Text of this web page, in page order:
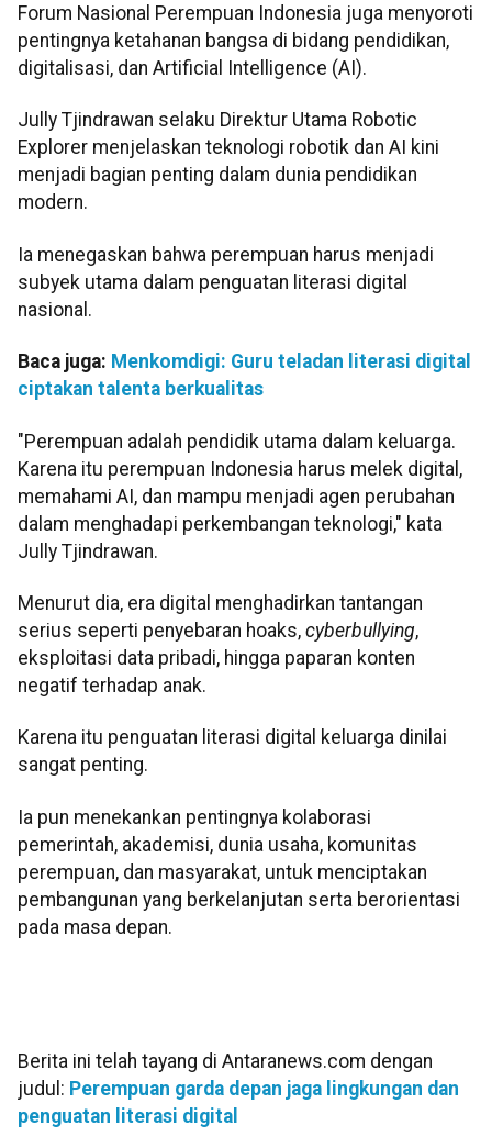
Forum Nasional Perempuan Indonesia juga menyoroti
pentingnya ketahanan bangsa di bidang pendidikan,
digitalisasi, dan Artificial Intelligence (AI).
Jully Tjindrawan selaku Direktur Utama Robotic
Explorer menjelaskan teknologi robotik dan AI kini
menjadi bagian penting dalam dunia pendidikan
modern.
Ia menegaskan bahwa perempuan harus menjadi
subyek utama dalam penguatan literasi digital
nasional.
Baca juga: Menkomdigi: Guru teladan literasi digital
ciptakan talenta berkualitas
"Perempuan adalah pendidik utama dalam keluarga.
Karena itu perempuan Indonesia harus melek digital,
memahami AI, dan mampu menjadi agen perubahan
dalam menghadapi perkembangan teknologi," kata
Jully Tjindrawan.
Menurut dia, era digital menghadirkan tantangan
serius seperti penyebaran hoaks, cyberbullying,
eksploitasi data pribadi, hingga paparan konten
negatif terhadap anak.
Karena itu penguatan literasi digital keluarga dinilai
sangat penting.
Ia pun menekankan pentingnya kolaborasi
pemerintah, akademisi, dunia usaha, komunitas
perempuan, dan masyarakat, untuk menciptakan
pembangunan yang berkelanjutan serta berorientasi
pada masa depan.
Berita ini telah tayang di Antaranews.com dengan
judul: Perempuan garda depan jaga lingkungan dan
penguatan literasi digital